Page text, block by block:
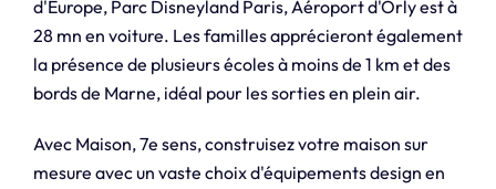
d'Europe, Parc Disneyland Paris, Aéroport d'Orly est à
28 mn en voiture. Les familles apprécieront également
la présence de plusieurs écoles à moins de 1 km et des
bords de Marne, idéal pour les sorties en plein air.
Avec Maison, 7e sens, construisez votre maison sur
mesure avec un vaste choix d'équipements design en